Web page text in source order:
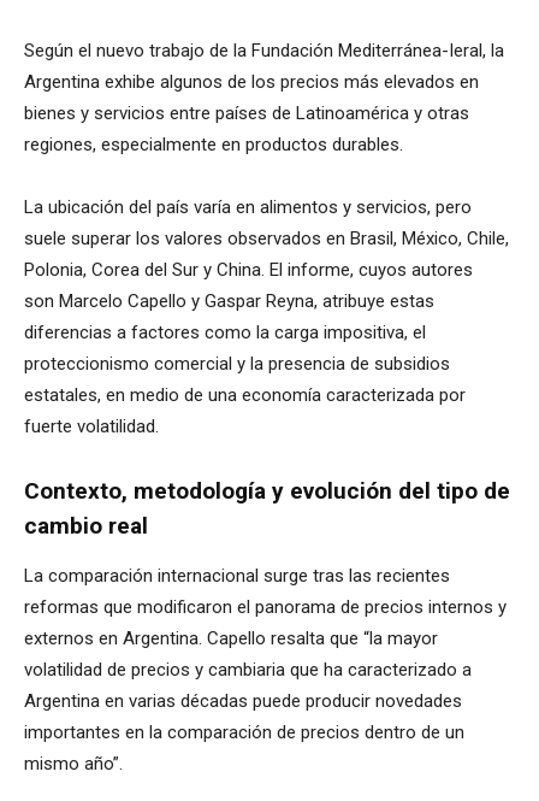
Según el nuevo trabajo de la Fundación Mediterránea-Ieral, la
Argentina exhibe algunos de los precios más elevados en
bienes y servicios entre países de Latinoamérica y otras
regiones, especialmente en productos durables.
La ubicación del país varía en alimentos y servicios, pero
suele superar los valores observados en Brasil, México, Chile,
Polonia, Corea del Sur y China. El informe, cuyos autores
son Marcelo Capello y Gaspar Reyna, atribuye estas
diferencias a factores como la carga impositiva, el
proteccionismo comercial y la presencia de subsidios
estatales, en medio de una economía caracterizada por
fuerte volatilidad.
Contexto, metodología y evolución del tipo de
cambio real
La comparación internacional surge tras las recientes
reformas que modificaron el panorama de precios internos y
externos en Argentina. Capello resalta que “la mayor
volatilidad de precios y cambiaria que ha caracterizado a
Argentina en varias décadas puede producir novedades
importantes en la comparación de precios dentro de un
mismo año”.